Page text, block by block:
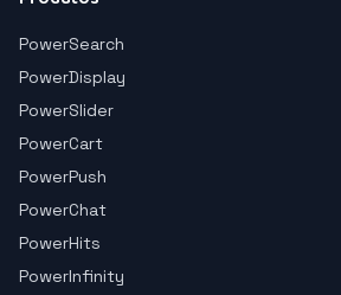
PowerSearch
PowerDisplay
PowerSlider
PowerCart
PowerPush
PowerChat
PowerHits
PowerInfinity